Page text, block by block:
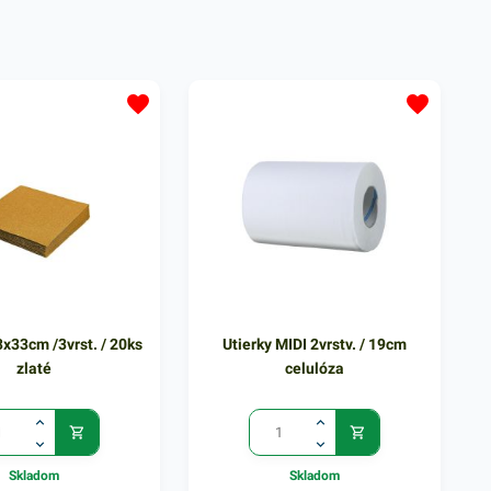
/3vrst. / 20ks
zlaté
Skladom
Utierky MIDI 2vrstv. / 19cm
celulóza
Skladom